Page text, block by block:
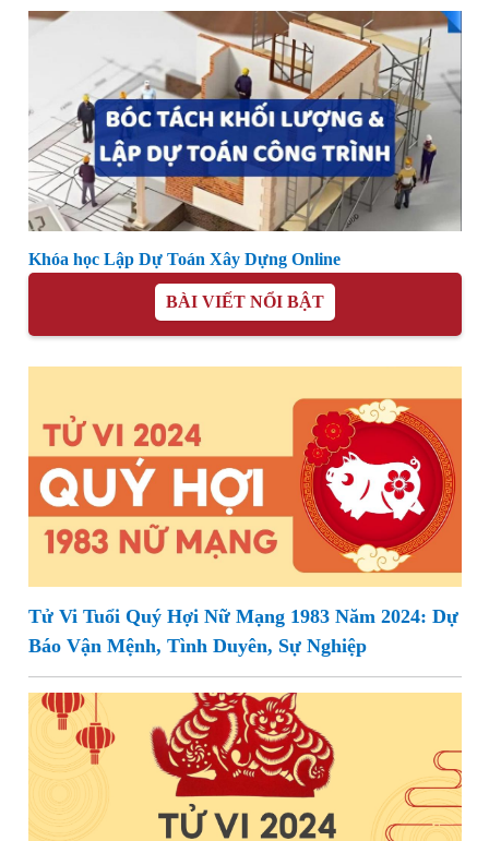
Khóa học Lập Dự Toán Xây Dựng Online
BÀI VIẾT NỔI BẬT
Tử Vi Tuổi Quý Hợi Nữ Mạng 1983 Năm 2024: Dự
Báo Vận Mệnh, Tình Duyên, Sự Nghiệp